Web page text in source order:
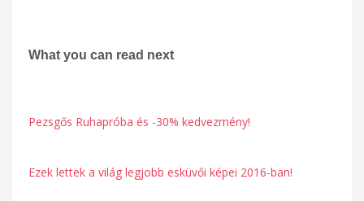
What you can read next
Pezsgős Ruhapróba és -30% kedvezmény!
Ezek lettek a világ legjobb esküvői képei 2016-ban!